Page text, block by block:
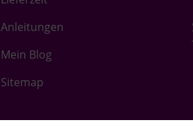
Anleitungen
Mein Blog
Sitemap